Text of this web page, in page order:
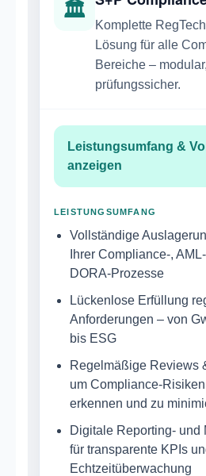
🏛
Komplette
Lösung für alle
Bereiche –
prüfungssicher.
Leistungsumfang &
anzeigen
LEISTUNGSUMFANG
Vollständige
Ihrer Compliance-,
DORA-Prozesse
Lückenlose Erfüllung
Anforderungen – von
bis ESG
Regelmäßige Reviews
um Compliance-
erkennen und zu
Digitale Reporting- und
für transparente KPIs
Echtzeitüberwachung